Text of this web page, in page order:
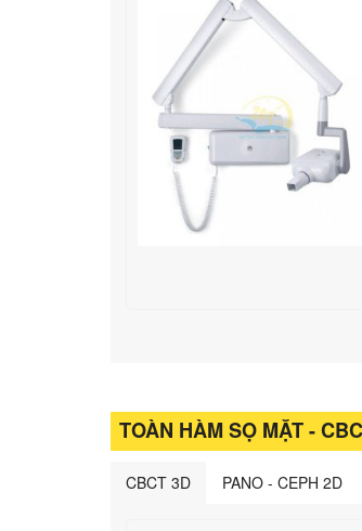
TOÀN HÀM SỌ MẶT -
CBCT 3D PANO - CEPH 2D